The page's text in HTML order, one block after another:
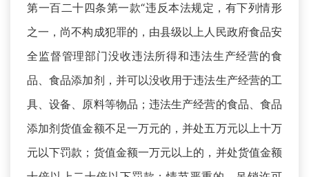
第一百二十四条第一款“违反本法规定，有下列情形
之一，尚不构成犯罪的，由县级以上人民政府食品安
全监督管理部门没收违法所得和违法生产经营的食
品、食品添加剂，并可以没收用于违法生产经营的工
具、设备、原料等物品；违法生产经营的食品、食品
添加剂货值金额不足一万元的，并处五万元以上十万
元以下罚款；货值金额一万元以上的，并处货值金额